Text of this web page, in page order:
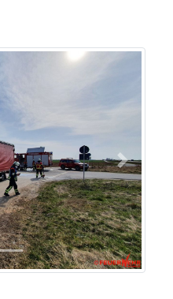
Next